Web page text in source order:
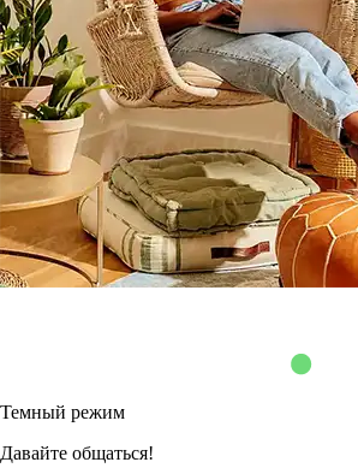
Темный режим
Давайте общаться!